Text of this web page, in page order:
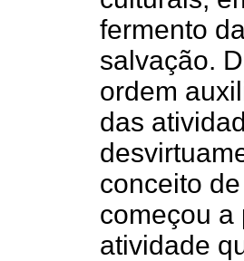
fermento
salvação.
ordem
das
conceito
começou a
atividade